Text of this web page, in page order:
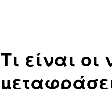
Τι είναι οι